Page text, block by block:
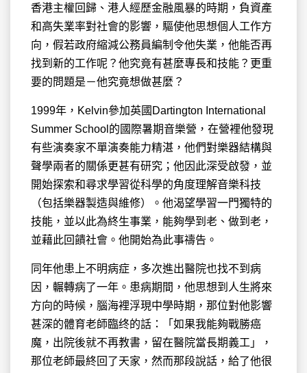
香港主權回歸、港人經歷金融風暴的時期，負資產
和高失業率對社會的影響，驅使他思想個人工作方
向，假若政府縮減公務員編制令他失業，他能否再
找到新的工作呢？他究竟有甚麼專長和技能？更重
要的問題是－他究竟想做甚麼？
1999年，Kelvin參加英國Dartington International
Summer School的國際暑期音樂營，在營裡他發現
有些演奏家不單演奏能力精湛，他們對樂器結構與
聲學兩者的關係更甚有研究；他因此深受啟發，並
開始探索和尋求學習從科學的角度理解音樂科技
（包括樂器製造與維修）。他渴望學習一門獨特的
技能，並以此為終生事業，能夠學到老、做到老，
並藉此回饋社會。他開始為此事禱告。
同年他患上不明病症，多次進出醫院也找不到病
因，輾轉病了一年。患病期間，他思想到人生將來
方向的時候，腦海裡浮現中學時期，那位對他影響
甚深的體育老師臨终的話：「如果我能夠戰勝癌
魔，出院後就不再教書，留在醫院當長期義工」，
那位老師最終回了天家，然而那段說話，給了他很